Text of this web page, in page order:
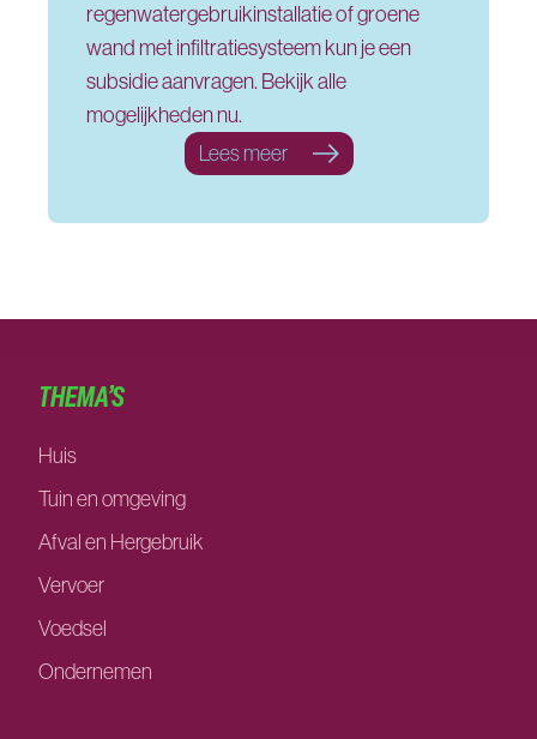
regenwatergebruikinstallatie of groene
wand met infiltratiesysteem kun je een
subsidie aanvragen. Bekijk alle
mogelijkheden nu.
Lees meer over Ontdek of je in
THEMA’S
Huis
Tuin en omgeving
Afval en Hergebruik
Vervoer
Voedsel
Ondernemen